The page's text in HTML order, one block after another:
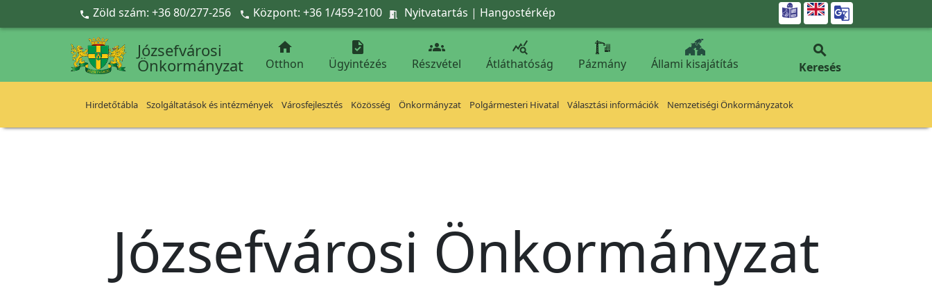
Ugrás a fő tartalomra
 Zöld szám: +36 80/277-256  Központ: +36 1/459-2100  Nyitvatartás | Hangostérkép 
Józsefvárosi
Önkormányzat

Otthon

Ügyintézés

Részvétel

Átláthatóság Pázmány Állami kisajátítás

Keresés
Hirdetőtábla Szolgáltatások és intézmények Városfejlesztés Közösség Önkormányzat Polgármesteri Hivatal Választási információk Nemzetiségi Önkormányzatok
Józsefvárosi Önkormányzat